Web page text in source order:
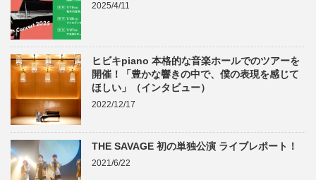
2025/4/11
ヒビキpiano 本格的な音楽ホールでのツアーを
開催！「豊かな響きの中で、僕の表現を感じて
ほしい」（インタビュー）
2022/12/17
THE SAVAGE 初の単独公演 ライブレポート！
2021/6/22